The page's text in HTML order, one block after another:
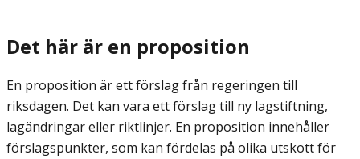
Det här är en proposition
En proposition är ett förslag från regeringen till
riksdagen. Det kan vara ett förslag till ny lagstiftning,
lagändringar eller riktlinjer. En proposition innehåller
förslagspunkter, som kan fördelas på olika utskott för